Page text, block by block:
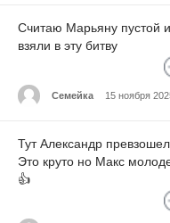
Считаю Марьяну пустой
взяли в эту битву
Семейка 15 ноября
Тут Александр
Это круто но Макс
👍